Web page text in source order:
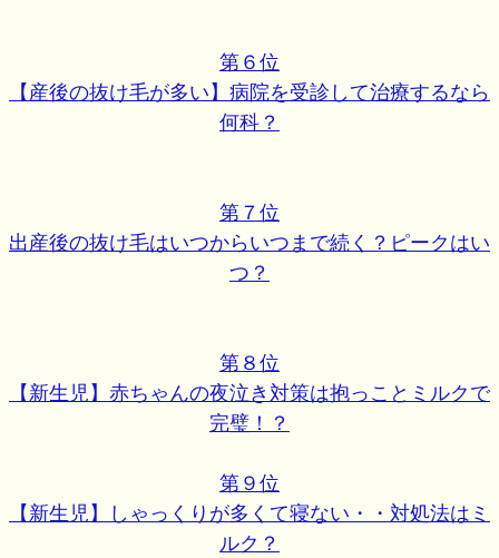
第６位
【産後の抜け毛が多い】病院を受診して治療するなら
何科？
第７位
出産後の抜け毛はいつからいつまで続く？ピークはい
つ？
第８位
【新生児】赤ちゃんの夜泣き対策は抱っことミルクで
完璧！？
第９位
【新生児】しゃっくりが多くて寝ない・・対処法はミ
ルク？